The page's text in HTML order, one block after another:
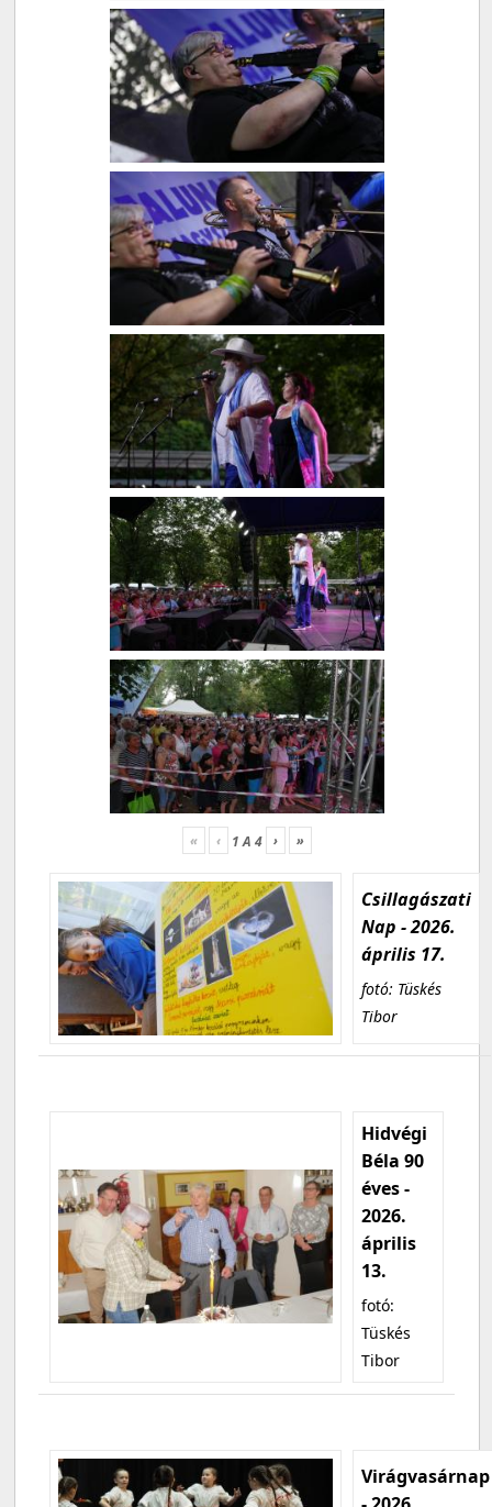
« ‹ 1A 4 › »
Csillagászati
Nap - 2026.
április 17.
fotó: Tüskés
Tibor
Hidvégi
Béla 90
éves -
2026.
április
13.
fotó:
Tüskés
Tibor
Virágvasárnap